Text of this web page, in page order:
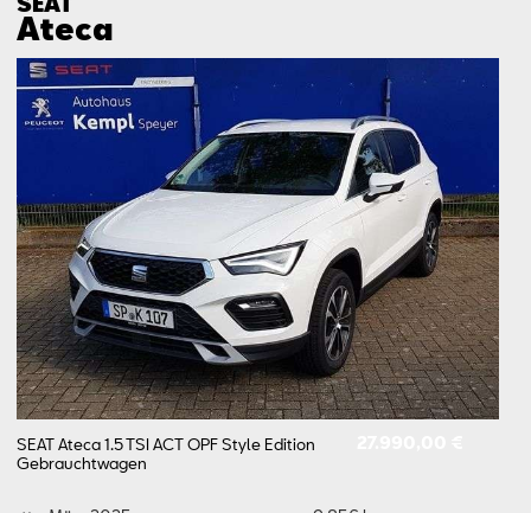
Ateca
SEAT Ateca 1.5 TSI ACT OPF Style Edition
Gebrauchtwagen